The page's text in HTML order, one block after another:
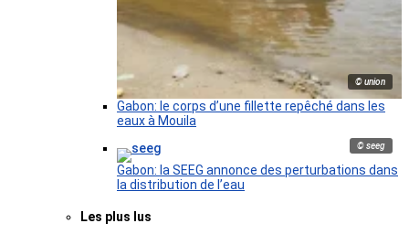
© union
Gabon: le corps d’une fillette repêché dans les
eaux à Mouila
© seeg
Gabon: la SEEG annonce des perturbations dans
la distribution de l’eau
Les plus lus